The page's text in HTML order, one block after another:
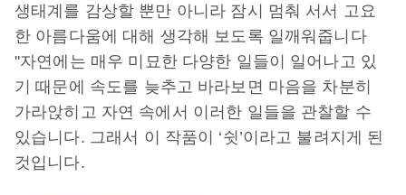
생태계를 감상할 뿐만 아니라 잠시 멈춰 서서 고요
한 아름다움에 대해 생각해 보도록 일깨워줍니다
"자연에는 매우 미묘한 다양한 일들이 일어나고 있
기 때문에 속도를 늦추고 바라보면 마음을 차분히
가라앉히고 자연 속에서 이러한 일들을 관찰할 수
있습니다. 그래서 이 작품이 ‘쉿’이라고 불려지게 된
것입니다.